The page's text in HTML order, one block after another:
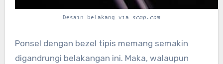
Desain belakang via scmp.com
Ponsel dengan bezel tipis memang semakin
digandrungi belakangan ini. Maka, walaupun